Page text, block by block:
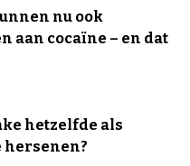
nu ook
aan cocaïne – en dat
hetzelfde als
hersenen?